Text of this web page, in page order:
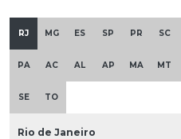
RJ MG ES SP PR SC
PA AC AL AP MA MT
SE TO
Rio de Janeiro